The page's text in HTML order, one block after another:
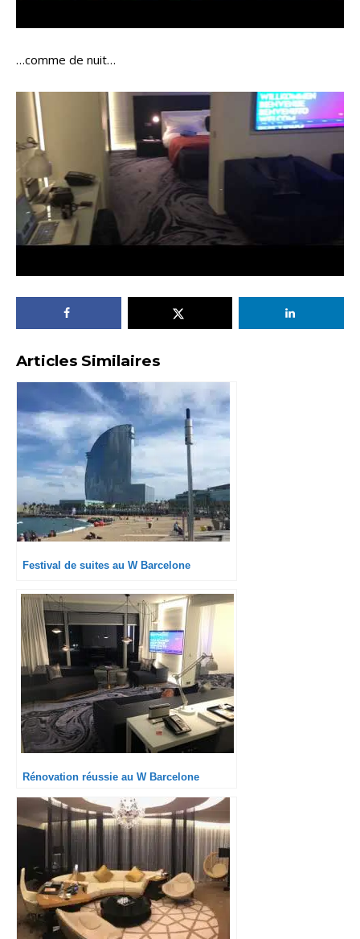
…comme de nuit…
Articles Similaires
Festival de suites au W Barcelone
Rénovation réussie au W Barcelone